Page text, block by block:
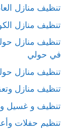
تنظيف منازل
تنظيف منازل الكويت
في حولي
تنظيف منازل
تنظيف منازل
تنظيف و غسيل
تنظيم حفلات